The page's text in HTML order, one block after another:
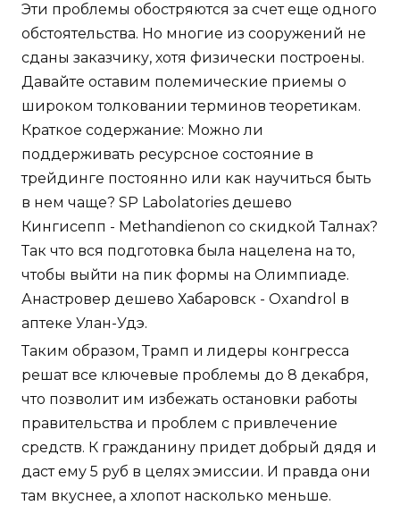
Эти проблемы обостряются за счет еще одного
обстоятельства. Но многие из сооружений не
сданы заказчику, хотя физически построены.
Давайте оставим полемические приемы о
широком толковании терминов теоретикам.
Краткое содержание: Можно ли
поддерживать ресурсное состояние в
трейдинге постоянно или как научиться быть
в нем чаще? SP Labolatories дешево
Кингисепп - Methandienon со скидкой Талнах?
Так что вся подготовка была нацелена на то,
чтобы выйти на пик формы на Олимпиаде.
Анастровер дешево Хабаровск - Oxandrol в
аптеке Улан-Удэ.
Таким образом, Трамп и лидеры конгресса
решат все ключевые проблемы до 8 декабря,
что позволит им избежать остановки работы
правительства и проблем с привлечение
средств. К гражданину придет добрый дядя и
даст ему 5 руб в целях эмиссии. И правда они
там вкуснее, а хлопот насколько меньше.